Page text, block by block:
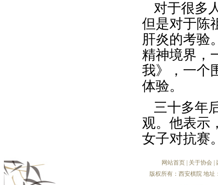
对于很多
但是对于陈
肝炎的考验
精神境界，
我》，一个
体验。
三十多年
观。他表示
女子对抗赛
网站首页 关于协会
版权所有：西安棋院 地址